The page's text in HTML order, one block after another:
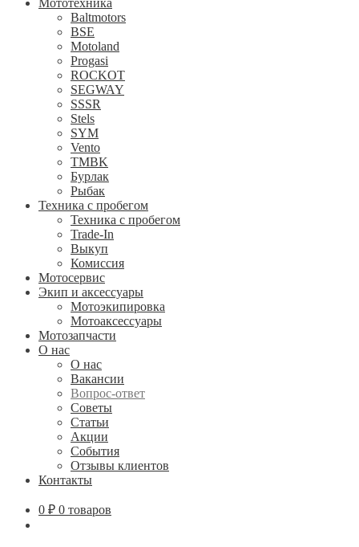
Мототехника
Baltmotors
BSE
Motoland
Progasi
ROCKOT
SEGWAY
SSSR
Stels
SYM
Vento
TMBK
Бурлак
Рыбак
Техника с пробегом
Техника с пробегом
Trade-In
Выкуп
Комиссия
Мотосервис
Экип и аксессуары
Мотоэкипировка
Мотоаксессуары
Мотозапчасти
О нас
О нас
Вакансии
Вопрос-ответ
Советы
Статьи
Акции
События
Отзывы клиентов
Контакты
0 ₽ 0 товаров